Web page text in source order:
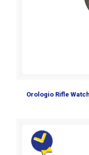
Orologio Rifle